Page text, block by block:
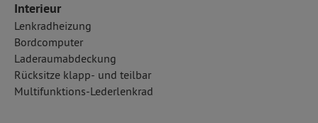
Interieur
Lenkradheizung
Bordcomputer
Laderaumabdeckung
Rücksitze klapp- und teilbar
Multifunktions-Lederlenkrad